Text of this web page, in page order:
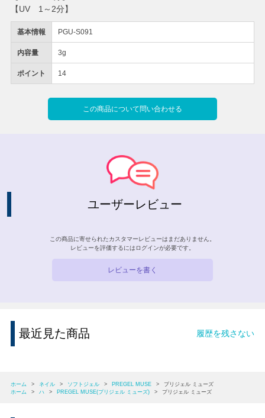
基本情報 PGU-S091
内容量 3g
ポイント 14
この商品について問い合わせる
【UV 1～2分】
ユーザーレビュー
この商品に寄せられたカスタマーレビューはまだありません。
レビューを評価するには ログインが必要です。
レビューを書く
最近見た商品 履歴を残さない
ホーム > ネイル > ソフトジェル > PREGEL MUSE >
プリジェル ミューズ
ホーム
> ハ > PREGEL MUSE(プリジェル ミューズ) > プリジェル ミューズ